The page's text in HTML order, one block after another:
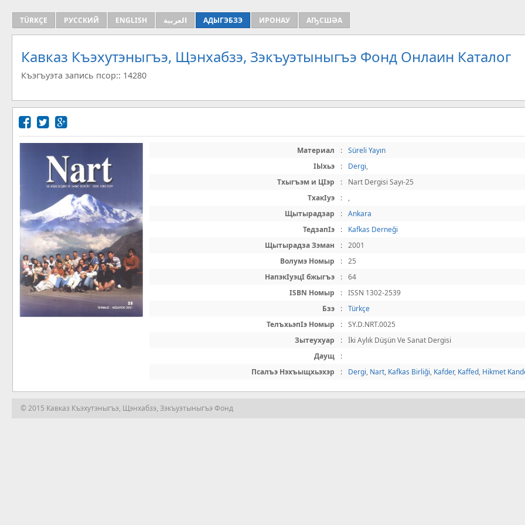
TÜRKÇE РУССКИЙ ENGLISH العربية АДЫГЭБЗЭ ИРОНАУ АҦСШӘА
Кавказ Къэхутэныгъэ, Щэнхабзэ, Зэкъуэтыныгъэ Фонд Онлаин Каталог
Къэгъуэта запись псор:: 14280
Материал :
Süreli Yayın
IЫхьэ
: Dergi,
Тхыгъэм и ЦIэр
:
Nart Dergisi Sayı-25
ТхакIуэ
:
,
Щытырадзар
:
Ankara
ТедзапIэ
:
Kafkas Derneği
Щытырадза Зэман
:
2001
Волумэ Номыр
:
25
НапэкIуэцI бжыгъэ
:
64
ISBN Номыр
:
ISSN 1302-2539
Бзэ
:
Türkçe
ТелъхьэпIэ Номыр
:
SY.D.NRT.0025
Зытеухуар
:
İki Aylık Düşün Ve Sanat Dergisi
Даущ
:
Псалъэ Нэхъыщхьэхэр
: Dergi, Nart, Kafkas Birliği, Kafder, Kaffed, Hikmet
© 2015 Кавказ Къэхутэныгъэ, Щэнхабзэ, Зэкъуэтыныгъэ Фонд